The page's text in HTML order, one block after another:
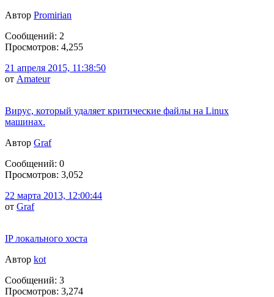
Автор Promirian
Сообщений: 2
Просмотров: 4,255
21 апреля 2015, 11:38:50
от Amateur
Вирус, который удаляет критические файлы на Linux
машинах.
Автор Graf
Сообщений: 0
Просмотров: 3,052
22 марта 2013, 12:00:44
от Graf
IP локального хоста
Автор kot
Сообщений: 3
Просмотров: 3,274